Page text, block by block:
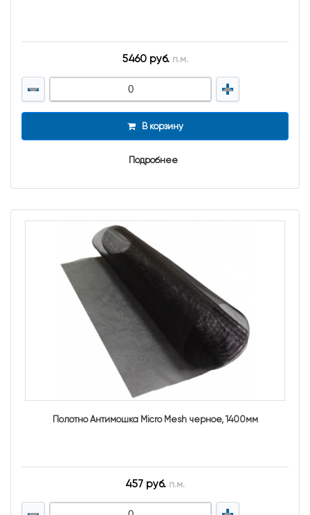
5460 руб. п.м.
В корзину
Подробнее
Полотно Антимошка Micro Mesh черное, 1400мм
457 руб. п.м.